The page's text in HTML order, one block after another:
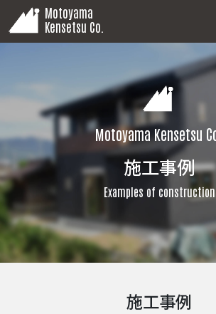
Motoyama
Kensetsu Co.
Motoyama Kensetsu
施工事例
Examples of construction
施工事例